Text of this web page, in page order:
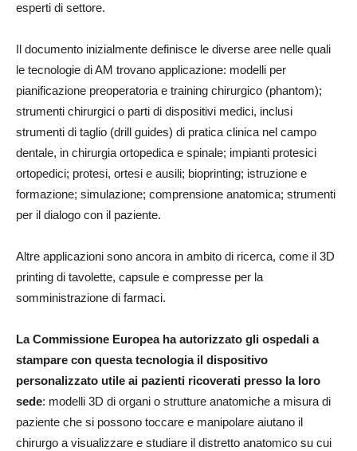
esperti di settore.
Il documento inizialmente definisce le diverse aree nelle quali
le tecnologie di AM trovano applicazione: modelli per
pianificazione preoperatoria e training chirurgico (phantom);
strumenti chirurgici o parti di dispositivi medici, inclusi
strumenti di taglio (drill guides) di pratica clinica nel campo
dentale, in chirurgia ortopedica e spinale; impianti protesici
ortopedici; protesi, ortesi e ausili; bioprinting; istruzione e
formazione; simulazione; comprensione anatomica; strumenti
per il dialogo con il paziente.
Altre applicazioni sono ancora in ambito di ricerca, come il 3D
printing di tavolette, capsule e compresse per la
somministrazione di farmaci.
La Commissione Europea ha autorizzato gli ospedali a
stampare con questa tecnologia il dispositivo
personalizzato utile ai pazienti ricoverati presso la loro
sede: modelli 3D di organi o strutture anatomiche a misura di
paziente che si possono toccare e manipolare aiutano il
chirurgo a visualizzare e studiare il distretto anatomico su cui